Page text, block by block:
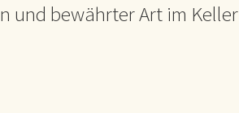
und bewährter Art im Keller